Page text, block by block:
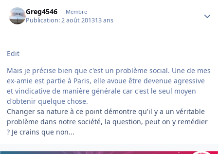
Greg4546 Membre
Publication:2 août 201313 ans
Edit
Mais je précise bien que c'est un problème social. Une de mes
ex-amie est partie à Paris, elle avoue être devenue agressive
et vindicative de manière générale car c'est le seul moyen
d'obtenir quelque chose.
Changer sa nature à ce point démontre qu'il y a un véritable
problème dans notre société, la question, peut on y remédier
? Je crains que non...